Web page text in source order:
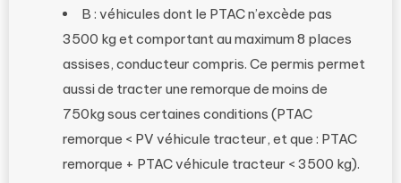
B : véhicules dont le PTAC n’excède pas
3500 kg et comportant au maximum 8 places
assises, conducteur compris. Ce permis permet
aussi de tracter une remorque de moins de
750kg sous certaines conditions (PTAC
remorque < PV véhicule tracteur, et que : PTAC
remorque + PTAC véhicule tracteur < 3500 kg).